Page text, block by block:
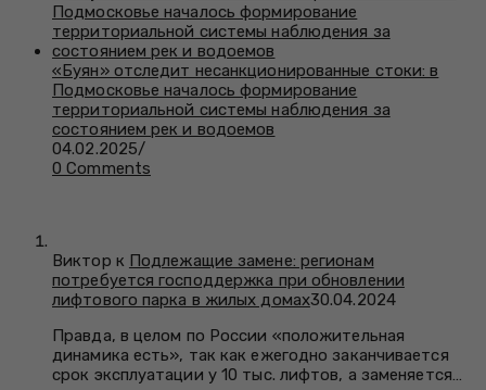
«Буян» отследит несанкционированные стоки: в
Подмосковье началось формирование
территориальной системы наблюдения за
состоянием рек и водоемов
04.02.2025/
0 Comments
Виктор к Подлежащие замене: регионам
потребуется господдержка при обновлении
лифтового парка в жилых домах30.04.2024
Правда, в целом по России «положительная
динамика есть», так как ежегодно заканчивается
срок эксплуатации у 10 тыс. лифтов, а заменяется…